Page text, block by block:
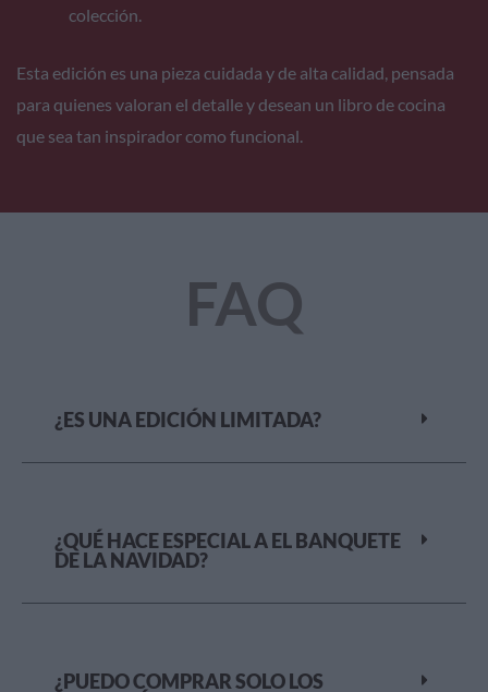
colección.
Esta edición es una pieza cuidada y de alta calidad, pensada
para quienes valoran el detalle y desean un libro de cocina
que sea tan inspirador como funcional.
FAQ
¿ES UNA EDICIÓN LIMITADA?
¿QUÉ HACE ESPECIAL A EL BANQUETE
DE LA NAVIDAD?
¿PUEDO COMPRAR SOLO LOS